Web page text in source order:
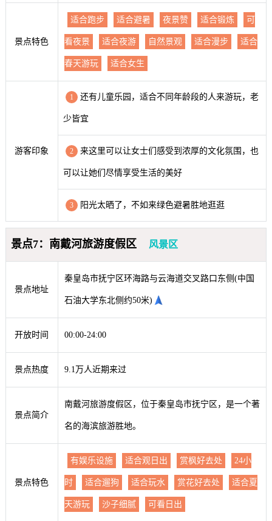
景点特色
适合跑步 适合避暑 夜景赞 适合锻炼 可
看夜景 适合夜游 自然景观 适合漫步 适合
春天游玩 适合女生
游客印象
1 还有儿童乐园，适合不同年龄段的人来游玩，老
少皆宜
2 来这里可以让女士们感受到浓厚的文化氛围，也
可以让她们尽情享受生活的美好
3 阳光太晒了，不如来绿色避暑胜地逛逛
景点7：南戴河旅游度假区 风景区
景点地址
秦皇岛市抚宁区环海路与云海道交叉路口东侧(中国
石油大学东北侧约50米)
开放时间 00:00-24:00
景点热度 9.1万人近期来过
景点简介
南戴河旅游度假区，位于秦皇岛市抚宁区，是一个著
名的海滨旅游胜地。
景点特色
有娱乐设施 适合观日出 赏枫好去处 24小
时 适合遛狗 适合玩水 赏花好去处 适合夏
天游玩 沙子细腻 可看日出